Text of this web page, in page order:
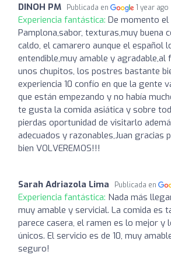
DINOH PM Publicada en 1 year ago
Experiencia fantástica: De momento el
Pamplona,sabor, texturas,muy buena
caldo, el camarero aunque el español
entendible,muy amable y agradable,al
unos chupitos, los postres bastante
experiencia 10 confío en que la gente
que están empezando y no había
te gusta la comida asiática y sobre
pierdas oportunidad de visitarlo
adecuados y razonables,Juan gracias
bien VOLVEREMOS!!!
Sarah Adriazola Lima Publicada en
Experiencia fantástica: Nada más
muy amable y servicial. La comida es
parece casera, el ramen es lo mejor y
únicos. El servicio es de 10, muy
seguro!